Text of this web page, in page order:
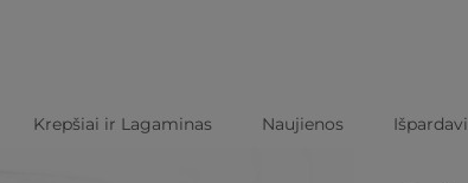
Krepšiai ir Lagaminas Naujienos